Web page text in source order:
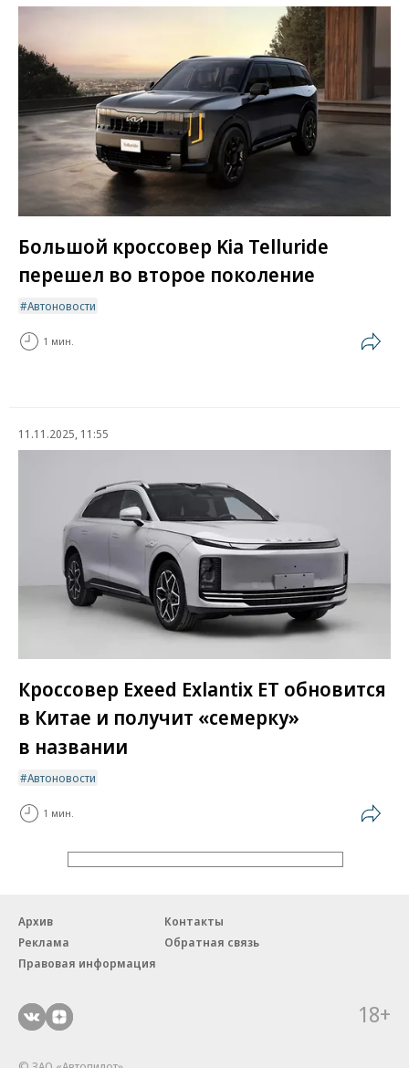
Большой кроссовер Kia Telluride
перешел во второе поколение
Автоновости
1 мин.
11.11.2025, 11:55
Кроссовер Exeed Exlantix ET обновится
в Китае и получит «семерку»
в названии
Автоновости
1 мин.
Архив
Контакты
Реклама
Обратная связь
Правовая информация
18+